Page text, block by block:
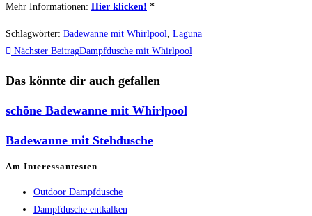
Mehr Informationen: Hier klicken! *
Schlagwörter: Badewanne mit Whirlpool, Laguna
Weitere
Nächster BeitragDampfdusche mit Whirlpool
Das könnte dir auch gefallen
schöne Badewanne mit Whirlpool
Badewanne mit Stehdusche
Am Interessantesten
Outdoor Dampfdusche
Dampfdusche entkalken